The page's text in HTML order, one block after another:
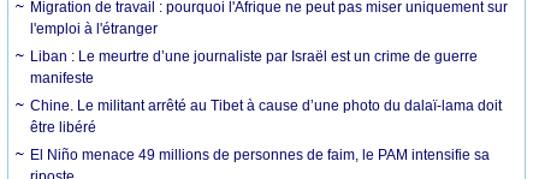
Migration de travail : pourquoi l'Afrique ne peut pas miser uniquement sur
l'emploi à l'étranger
Liban : Le meurtre d’une journaliste par Israël est un crime de guerre
manifeste
Chine. Le militant arrêté au Tibet à cause d’une photo du dalaï-lama doit
être libéré
El Niño menace 49 millions de personnes de faim, le PAM intensifie sa